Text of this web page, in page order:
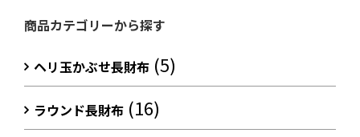
商品カテゴリーから探す
ヘリ玉かぶせ長財布 (5)
ラウンド長財布 (16)